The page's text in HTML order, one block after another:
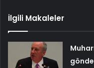
İlgili Makaleler